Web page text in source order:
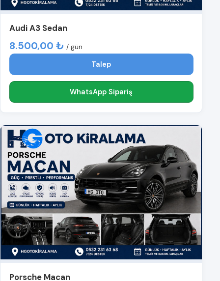
Audi A3 Sedan
8.500,00 ₺ / gün
Talep
WhatsApp Sipariş
Porsche Macan